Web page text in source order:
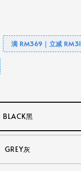
满 RM369｜立减 RM31
BLACK黑
GREY灰